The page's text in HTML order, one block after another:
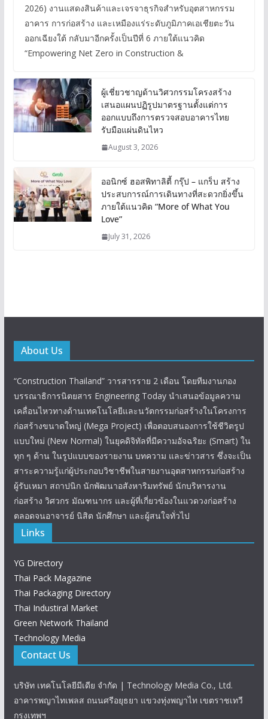
2026) งานแสดงสินค้าและเจรจาธุรกิจสำหรับอุตสาหกรรม
อาคาร การก่อสร้าง และเหมืองแร่ระดับภูมิภาคเอเชียตะวัน
ออกเฉียงใต้ กลับมาอีกครั้งเป็นปีที่ 6 ภายใต้แนวคิด
“Empowering Net Zero in Construction &
ผู้เชี่ยวชาญด้านวิศวกรรมโครงสร้าง
เสนอแผนปฏิรูปมาตรฐานตั้งแต่การ
ออกแบบถึงการตรวจสอบอาคารไทย
รับมือแผ่นดินไหว
August 3, 2026
ออนิกซ์ ฮอสพิทาลิตี้ กรุ๊ป – แกร็บ สร้าง
ประสบการณ์การเดินทางที่สะดวกยิ่งขึ้น
ภายใต้แนวคิด “More of What You
Love”
July 31, 2026
About Us
“Construction Thailand” วารสารราย 2 เดือน โดยทีมงานกอง
บรรณาธิการนิตยสาร Engineering Today นำเสนอข้อมูลความ
เคลื่อนไหวทางด้านเทคโนโลยีและนวัตกรรมก่อสร้างในโครงการ
ก่อสร้างขนาดใหญ่ (Mega Project) เพื่อตอบสนองการใช้ชีวิตรูป
แบบใหม่ (New Normal) ในยุคดิจิทัลที่มีความอัจฉริยะ (Smart) ใน
ทุก ๆ ด้าน ในรูปแบบของรายงาน บทความ และข่าวสาร ซึ่งจะเป็น
สาระความรู้แก่ผู้ประกอบวิชาชีพในสายงานอุตสาหกรรมก่อสร้าง
ผู้รับเหมา สถาปนิก นักพัฒนาอสังหาริมทรัพย์ นักบริหารงาน
ก่อสร้าง วิศวกร มัณฑนากร และผู้ที่เกี่ยวข้องในแวดวงก่อสร้าง
ตลอดจนอาจารย์ นิสิต นักศึกษา และผู้สนใจทั่วไป
Links
YG Directory
Thai Pack Magazine
Thai Packaging Directory
Thai Industiral Market
Green Network Thailand
Technology Media
Contact Us
บริษัท เทคโนโลยีมีเดีย จำกัด | Technology Media Co., Ltd.
อาคารพญาไทเพลส ถนนศรีอยุธยา แขวงทุ่งพญาไท เขตราชเทวี
กรุงเทพฯ